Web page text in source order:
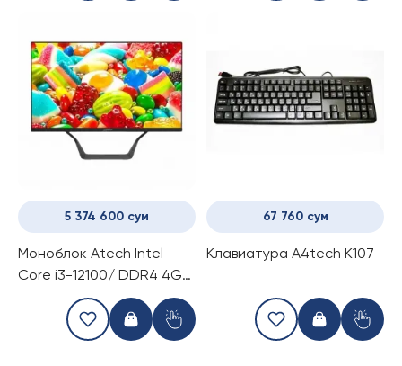
5 374 600 сум
Моноблок Atech Intel
Core i3-12100/ DDR4 4Gb
2666Hz/ M2.SSD 128Gb/
24'' FLAT
(HASF24i34G128GB)
67 760 сум
Клавиатура A4tech K107